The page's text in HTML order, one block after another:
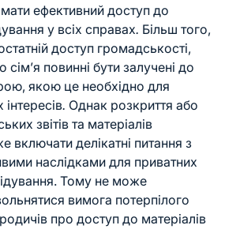
ефективний доступ до
у всіх справах. Більш того,
доступ громадськості,
сім’я повинні бути залучені до
якою це необхідно для
. Однак розкриття або
звітів та матеріалів
включати делікатні питання з
наслідками для приватних
Тому не може
вимога потерпілого
про доступ до матеріалів